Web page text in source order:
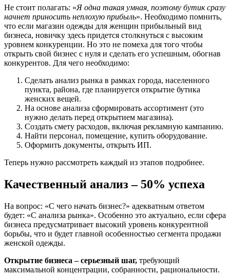
Не стоит полагать: «Я одна такая умная, поэтому бутик сразу
начнет приносить неплохую прибыль». Необходимо помнить,
что если магазин одежды для женщин прибыльный вид
бизнеса, новичку здесь придется столкнуться с высоким
уровнем конкуренции. Но это не помеха для того чтобы
открыть свой бизнес с нуля и сделать его успешным, обогнав
конкурентов. Для чего необходимо:
Сделать анализ рынка в рамках города, населенного
пункта, района, где планируется открытие бутика
женских вещей.
На основе анализа сформировать ассортимент (это
нужно делать перед открытием магазина).
Создать смету расходов, включая рекламную кампанию.
Найти персонал, помещение, купить оборудование.
Оформить документы, открыть ИП.
Теперь нужно рассмотреть каждый из этапов подробнее.
Качественный анализ – 50% успеха
На вопрос: «С чего начать бизнес?» адекватным ответом
будет: «С анализа рынка». Особенно это актуально, если сфера
бизнеса предусматривает высокий уровень конкурентной
борьбы, что и будет главной особенностью сегмента продажи
женской одежды.
Открытие бизнеса – серьезный шаг, требующий
максимальной концентрации, собранности, рациональности.